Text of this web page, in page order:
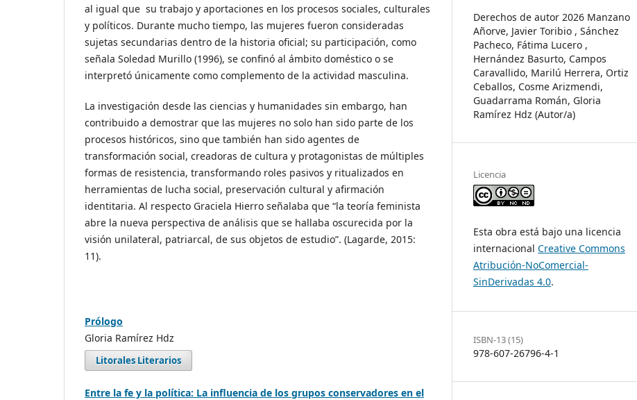
al igual que su trabajo y aportaciones en los procesos sociales, culturales
y políticos. Durante mucho tiempo, las mujeres fueron consideradas
sujetas secundarias dentro de la historia oficial; su participación, como
señala Soledad Murillo (1996), se confinó al ámbito doméstico o se
interpretó únicamente como complemento de la actividad masculina.
La investigación desde las ciencias y humanidades sin embargo, han
contribuido a demostrar que las mujeres no solo han sido parte de los
procesos históricos, sino que también han sido agentes de
transformación social, creadoras de cultura y protagonistas de múltiples
formas de resistencia, transformando roles pasivos y ritualizados en
herramientas de lucha social, preservación cultural y afirmación
identitaria. Al respecto Graciela Hierro señalaba que “la teoría feminista
abre la nueva perspectiva de análisis que se hallaba oscurecida por la
visión unilateral, patriarcal, de sus objetos de estudio”. (Lagarde, 2015:
11).
Prólogo
Gloria Ramírez Hdz
Litorales Literarios
Entre la fe y la política: La influencia de los grupos conservadores en el
Derechos de autor 2026 Manzano
Añorve, Javier Toribio , Sánchez
Pacheco, Fátima Lucero ,
Hernández Basurto, Campos
Caravallido, Marilú Herrera, Ortiz
Ceballos, Cosme Arizmendi,
Guadarrama Román, Gloria
Ramírez Hdz (Autor/a)
Licencia
Esta obra está bajo una licencia
internacional Creative Commons
Atribución-NoComercial-
SinDerivadas 4.0.
ISBN-13 (15)
978-607-26796-4-1